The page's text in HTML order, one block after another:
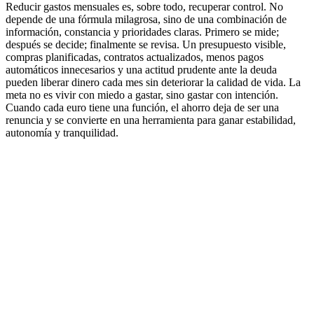
Reducir gastos mensuales es, sobre todo, recuperar control. No
depende de una fórmula milagrosa, sino de una combinación de
información, constancia y prioridades claras. Primero se mide;
después se decide; finalmente se revisa. Un presupuesto visible,
compras planificadas, contratos actualizados, menos pagos
automáticos innecesarios y una actitud prudente ante la deuda
pueden liberar dinero cada mes sin deteriorar la calidad de vida. La
meta no es vivir con miedo a gastar, sino gastar con intención.
Cuando cada euro tiene una función, el ahorro deja de ser una
renuncia y se convierte en una herramienta para ganar estabilidad,
autonomía y tranquilidad.